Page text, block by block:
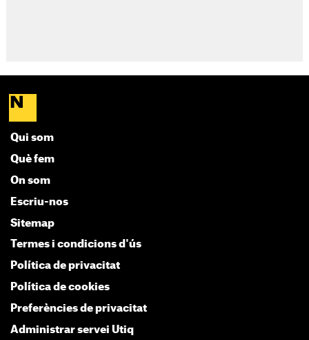
Qui som
Què fem
On som
Escriu-nos
Sitemap
Termes i condicions d'ús
Política de privacitat
Política de cookies
Preferències de privacitat
Administrar servei Utiq